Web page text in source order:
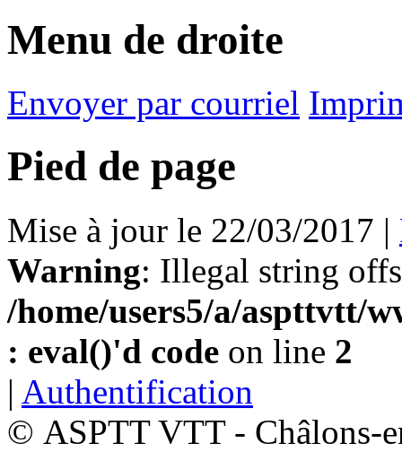
Menu de droite
Envoyer par courriel
Pied de page
Mise à jour le 22/03/2017 |
Warning: Illegal string
/home/users5/a/aspttvtt/
: eval()'d code on line 2
| Authentification
© ASPTT VTT - Châlons-